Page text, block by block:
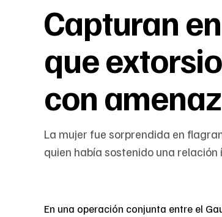
Capturan
que
con
La mujer fue sorprendida en
quien había sostenido una
En una operación conjunta entre el